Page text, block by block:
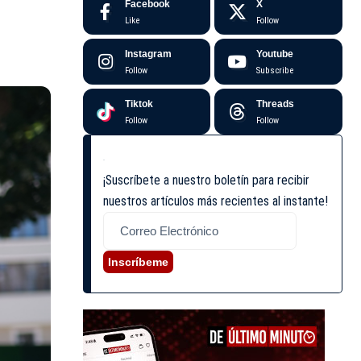
Facebook
Like
X
Follow
Instagram
Follow
Youtube
Subscribe
Tiktok
Follow
Threads
Follow
¡Suscríbete a nuestro boletín para recibir
nuestros artículos más recientes al instante!
Inscríbeme